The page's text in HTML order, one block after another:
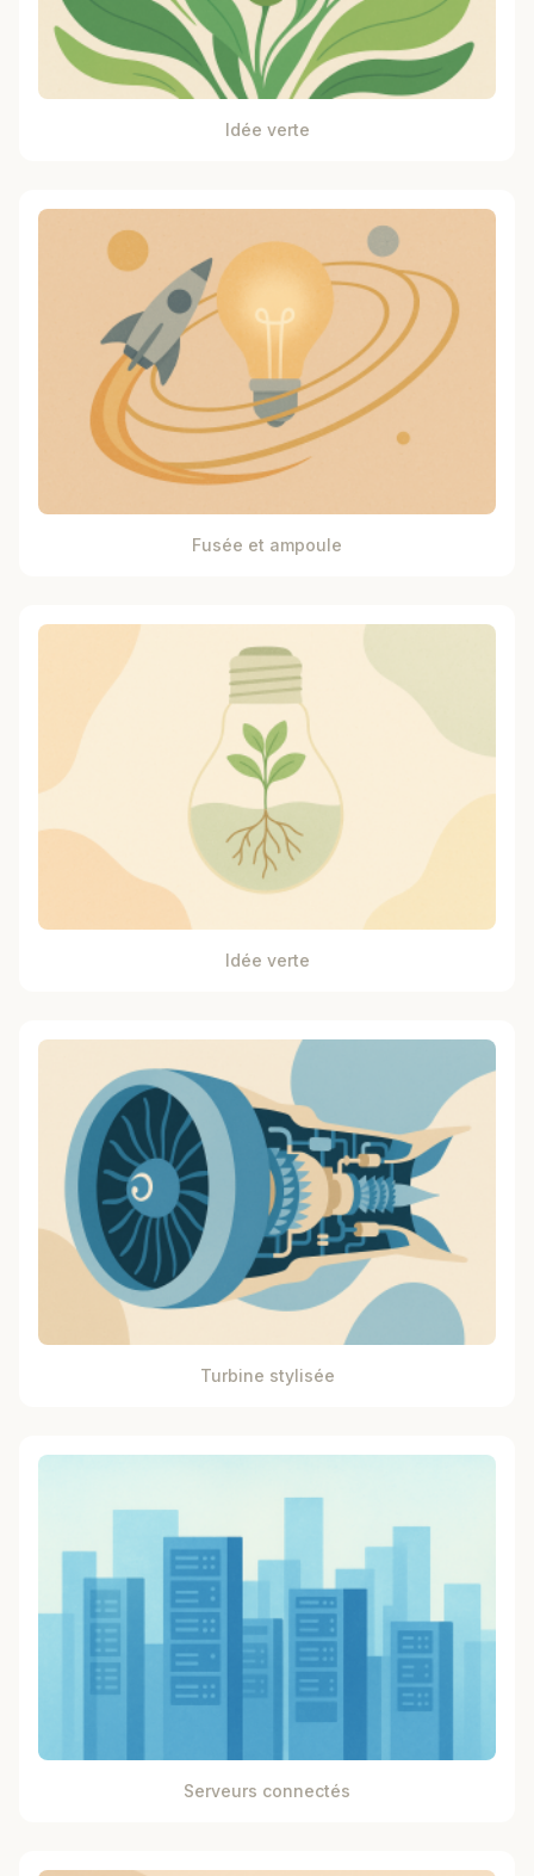
Idée verte
Fusée et ampoule
Idée verte
Turbine stylisée
Serveurs connectés